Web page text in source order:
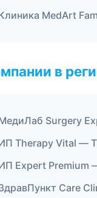
MedArt
в
Surgery
Therapy Vital —
Expert Premium
Care